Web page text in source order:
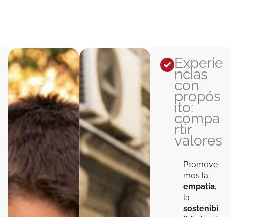
Experie
ncias
con
propós
ito:
compa
rtir
valores
Promove
mos la
empatía,
la
sostenibi